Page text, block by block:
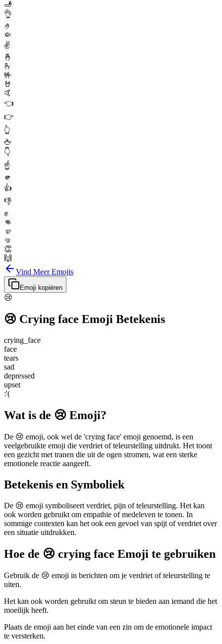
🫸
👌
🤌
🤏
✌️
🤞
🫰
🤟
🤘
🤙
👈
👉
👆
🖕
👇
☝️
🫵
👍
👎
✊
👊
🤛
🤜
👏
🙌
Vind Meer Emojis
Emoji kopiëren
😢
😢 Crying face Emoji Betekenis
crying_face
face
tears
sad
depressed
upset
:'(
Wat is de 😢 Emoji?
De 😢 emoji, ook wel de 'crying face' emoji genoemd, is een
veelgebruikte emoji die verdriet of teleurstelling uitdrukt. Het toont
een gezicht met tranen die uit de ogen stromen, wat een sterke
emotionele reactie aangeeft.
Betekenis en Symboliek
De 😢 emoji symboliseert verdriet, pijn of teleurstelling. Het kan
ook worden gebruikt om empathie of medeleven te tonen. In
sommige contexten kan het ook een gevoel van spijt of verdriet over
een situatie uitdrukken.
Hoe de 😢 crying face Emoji te gebruiken
Gebruik de 😢 emoji in berichten om je verdriet of teleurstelling te
uiten.
Het kan ook worden gebruikt om steun te bieden aan iemand die het
moeilijk heeft.
Plaats de emoji aan het einde van een zin om de emotionele impact
te versterken.